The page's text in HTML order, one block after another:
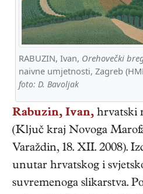
RABUZIN, Ivan, Orehovečki
naivne umjetnosti, Zagreb
foto: D. Bavoljak
Rabuzin, Ivan, hrvatski
(Ključ kraj Novoga
Varaždin, 18. XII. 2008).
unutar hrvatskog i
suvremenoga slikarstva.